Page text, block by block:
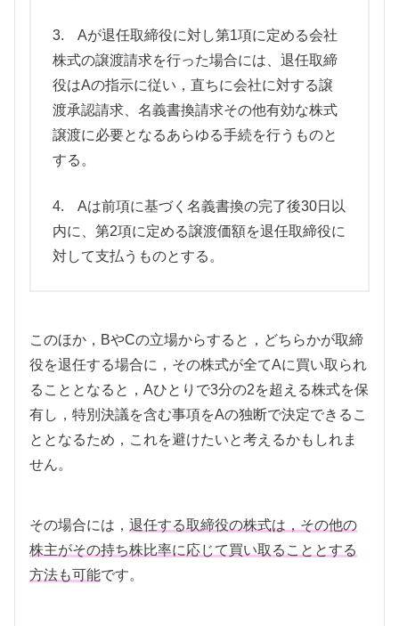
3. Aが退任取締役に対し第1項に定める会社
株式の譲渡請求を行った場合には、退任取締
役はAの指示に従い，直ちに会社に対する譲
渡承認請求、名義書換請求その他有効な株式
譲渡に必要となるあらゆる手続を行うものと
する。
4. Aは前項に基づく名義書換の完了後30日以
内に、第2項に定める譲渡価額を退任取締役に
対して支払うものとする。
このほか，BやCの立場からすると，どちらかが取締
役を退任する場合に，その株式が全てAに買い取られ
ることとなると，Aひとりで3分の2を超える株式を保
有し，特別決議を含む事項をAの独断で決定できるこ
ととなるため，これを避けたいと考えるかもしれま
せん。
その場合には， 退任する取締役の株式は，その他の
株主がその持ち株比率に応じて買い取ることとする
方法も可能です。